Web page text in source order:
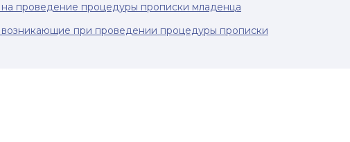
проведение процедуры прописки младенца
при проведении процедуры прописки